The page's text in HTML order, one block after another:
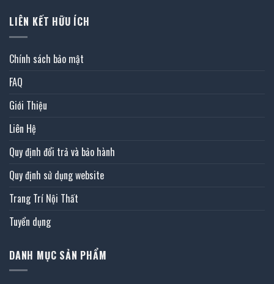
LIÊN KẾT HỮU ÍCH
Chính sách bảo mật
FAQ
Giới Thiệu
Liên Hệ
Quy định đổi trả và bảo hành
Quy định sử dụng website
Trang Trí Nội Thất
Tuyển dụng
DANH MỤC SẢN PHẨM